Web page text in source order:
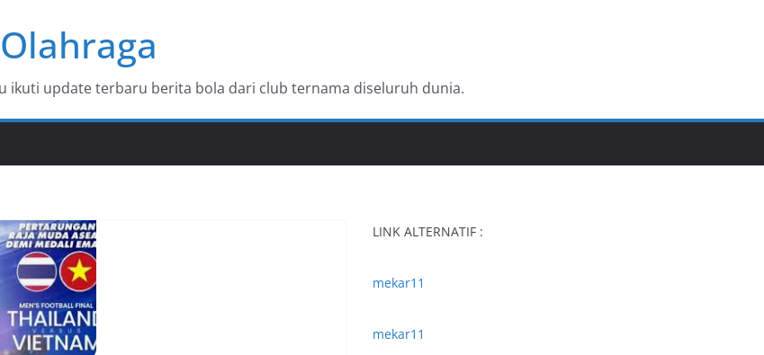
ikuti update terbaru berita bola dari club ternama diseluruh dunia.
LINK ALTERNATIF :
mekar11
mekar11